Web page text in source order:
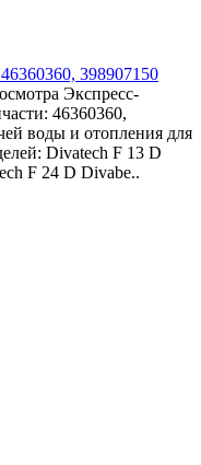
398907150
Экспресс-
46360360,
воды и отопления для
Divatech F 13 D
F 24 D Divabe..